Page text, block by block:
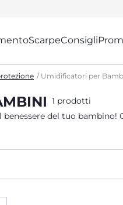
ScarpeConsigli
Umidificatori per
1 prodotti
del tuo